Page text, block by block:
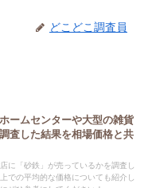
どこどこ調査員
ームセンターや大型の雑貨
査した結果を相場価格と共
に「砂鉄」が売っているかを調査し
での平均的な価格についても紹介し